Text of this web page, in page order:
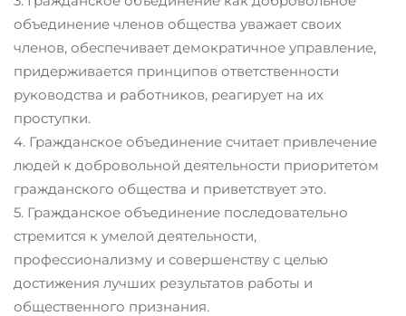
объединение членов общества уважает своих
членов, обеспечивает демократичное управление,
придерживается принципов ответственности
руководства и работников, реагирует на их
проступки.
4. Гражданское объединение считает привлечение
людей к добровольной деятельности приоритетом
гражданского общества и приветствует это.
5. Гражданское объединение последовательно
стремится к умелой деятельности,
профессионализму и совершенству с целью
достижения лучших результатов работы и
общественного признания.